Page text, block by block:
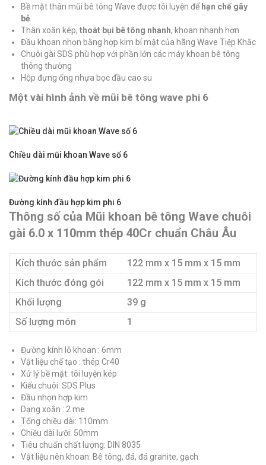
Bề mặt thân mũi bê tông Wave được tôi luyện để hạn chế gãy
bẻ
Thân xoắn kép, thoát bụi bê tông nhanh, khoan nhanh hơn
Đầu khoan nhọn bằng hợp kim bí mật của hãng Wave Tiệp Khắc
Chuôi gài SDS phù hợp với phần lớn các máy khoan bê tông
thông thường
Hộp đựng ống nhựa bọc đầu cao su
Một vài hình ảnh về mũi bê tông wave phi 6
Chiều dài mũi khoan Wave số 6
Đường kính đầu hợp kim phi 6
Thông số của Mũi khoan bê tông Wave chuôi
gài 6.0 x 110mm thép 40Cr chuẩn Châu Âu
Kích thước sản phẩm
122 mm x 15 mm x 15 mm
Kích thước đóng gói
122 mm x 15 mm x 15 mm
Khối lượng
39 g
Số lượng món
1
Đường kính lỗ khoan : 6mm
Vật liệu chế tạo : thép Cr40
Xử lý bề mặt: tôi luyện kép
Kiểu chuôi: SDS Plus
Đầu nhọn hợp kim
Dạng xoắn : 2 me
Tổng chiều dài: 110mm
Chiều dài lưỡi: 50mm
Tiêu chuẩn chất lượng: DIN 8035
Vật liệu nên khoan: Bê tông, đá, đá granite, gạch